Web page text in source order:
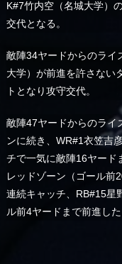
K#7竹内空（名城大学）
交代となる。
敵陣34ヤードからのライ
大学）が前進を許さない
トとなり攻守交代。
敵陣47ヤードからのライ
ンに続き、WR#1衣笠吉
チで一気に敵陣16ヤード
レッドゾーン（ゴール前
連続キャッチ、RB#15星
ル前4ヤードまで前進し